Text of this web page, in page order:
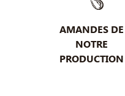
AMANDES DE
NOTRE
PRODUCTION